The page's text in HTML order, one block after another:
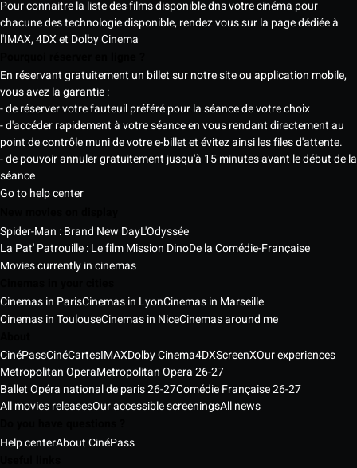
Pour connaitre la liste des films disponible dns votre cinéma pour
chacune des technologie disponible, rendez vous sur la page dédiée à
l'IMAX, 4DX et Dolby Cinema
En réservant gratuitement un billet sur notre site ou application mobile,
vous avez la garantie :
- de réserver votre fauteuil préféré pour la séance de votre choix
- d'accéder rapidement à votre séance en vous rendant directement au
point de contrôle muni de votre e-billet et évitez ainsi les files d'attente.
- de pouvoir annuler gratuitement jusqu'à 15 minutes avant le début de la
séance
Go to help center
Spider-Man : Brand New DayL'Odyssée
La Pat' Patrouille : Le film Mission DinoDe la Comédie-Française
Movies currently in cinemas
Cinemas in ParisCinemas in LyonCinemas in Marseille
Cinemas in ToulouseCinemas in NiceCinemas around me
CinéPassCinéCartesIMAXDolby Cinema4DXScreenXOur experiences
Metropolitan OperaMetropolitan Opera 26-27
Ballet Opéra national de paris 26-27Comédie Française 26-27
All movies releasesOur accessible screeningsAll news
Help centerAbout CinéPass